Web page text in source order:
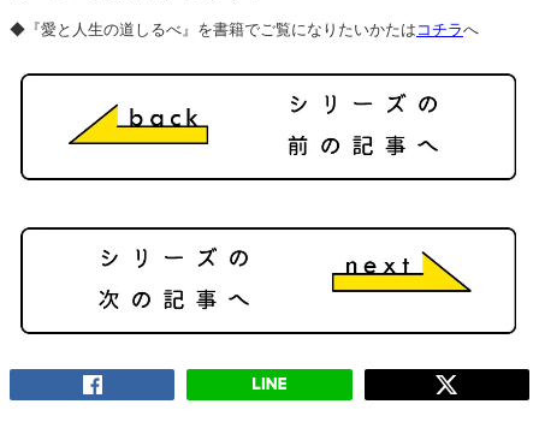
◆『愛と人生の道しるべ』を書籍でご覧になりたいかたは コチラへ